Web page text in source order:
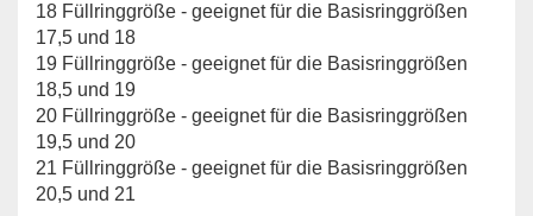
18 Füllringgröße - geeignet für die Basisringgrößen
17,5 und 18
19 Füllringgröße - geeignet für die Basisringgrößen
18,5 und 19
20 Füllringgröße - geeignet für die Basisringgrößen
19,5 und 20
21 Füllringgröße - geeignet für die Basisringgrößen
20,5 und 21